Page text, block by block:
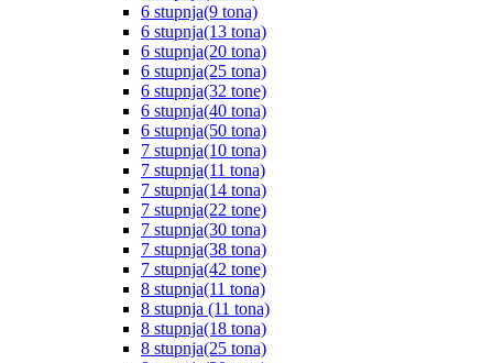
6 stupnja(9 tona)
6 stupnja(13 tona)
6 stupnja(20 tona)
6 stupnja(25 tona)
6 stupnja(32 tone)
6 stupnja(40 tona)
6 stupnja(50 tona)
7 stupnja(10 tona)
7 stupnja(11 tona)
7 stupnja(14 tona)
7 stupnja(22 tone)
7 stupnja(30 tona)
7 stupnja(38 tona)
7 stupnja(42 tone)
8 stupnja(11 tona)
8 stupnja (11 tona)
8 stupnja(18 tona)
8 stupnja(25 tona)